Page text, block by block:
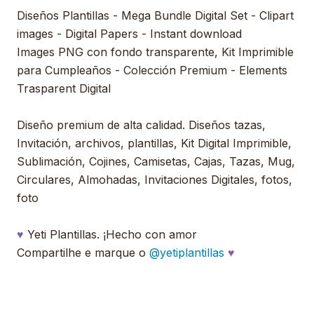
Diseños Plantillas - Mega Bundle Digital Set - Clipart
images - Digital Papers - Instant download
Images PNG con fondo transparente, Kit Imprimible
para Cumpleaños - Colección Premium - Elements
Trasparent Digital
Diseño premium de alta calidad. Diseños tazas,
Invitación, archivos, plantillas, Kit Digital Imprimible,
Sublimación, Cojines, Camisetas, Cajas, Tazas, Mug,
Circulares, Almohadas, Invitaciones Digitales, fotos,
foto
♥ Yeti Plantillas. ¡Hecho con amor
Compartilhe e marque o @yetiplantillas ♥